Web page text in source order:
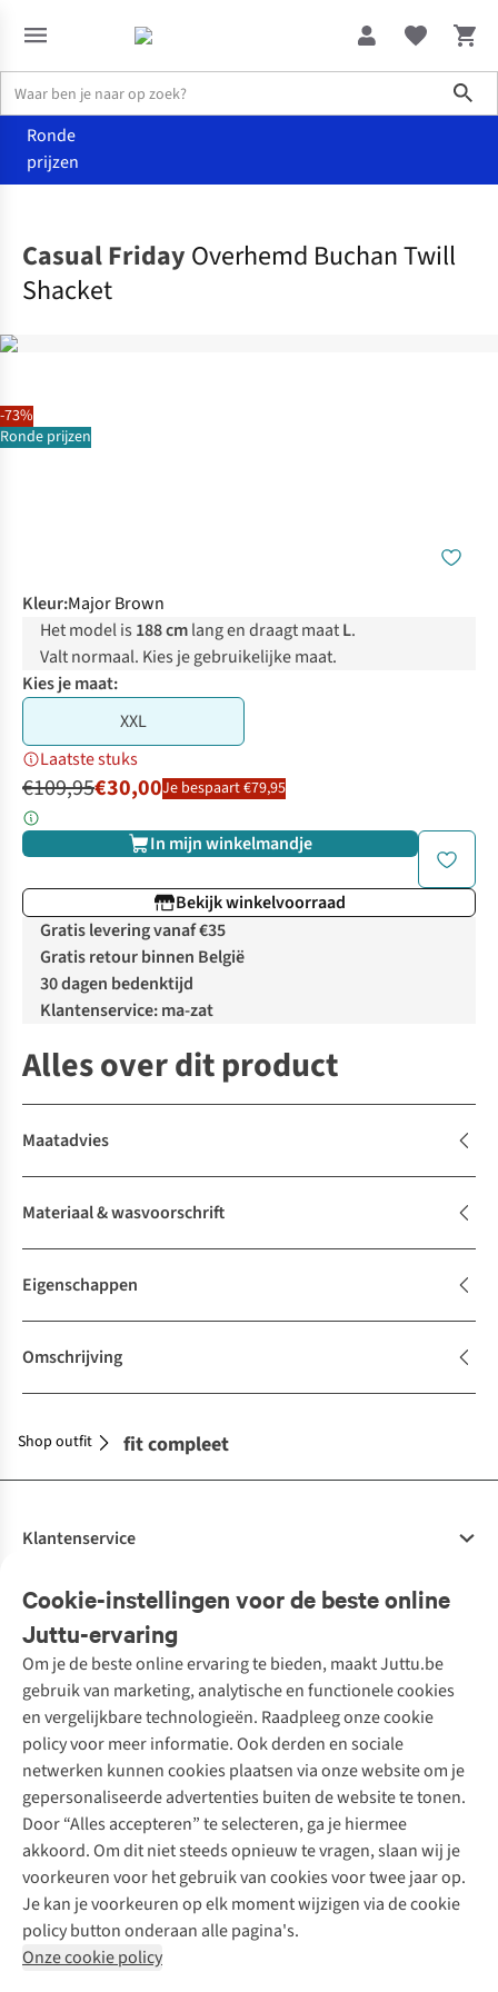
Ronde
prijzen
-73%
Ronde prijzen
Casual Friday Overhemd Buchan Twill
Shacket
Kleur:Major Brown
Het model is 188 cmlang en draagt maatL.
Valt normaal. Kies je gebruikelijke maat.
Kies je maat:
XXL
Laatste stuks
€109,95€30,00Je bespaart €79,95
In mijn winkelmandje
Bekijk winkelvoorraad
Gratis levering vanaf €35
Gratis retour binnen België
30 dagen bedenktijd
Klantenservice: ma-zat
Alles over dit product
Maatadvies
Materiaal & wasvoorschrift
Eigenschappen
Omschrijving
Maak je outfit compleet
Shop outfit
Cookie-instellingen voor de beste online
Juttu-ervaring
Om je de beste online ervaring te bieden, maakt Juttu.be
gebruik van marketing, analytische en functionele cookies
en vergelijkbare technologieën. Raadpleeg onze cookie
policy voor meer informatie. Ook derden en sociale
netwerken kunnen cookies plaatsen via onze website om je
gepersonaliseerde advertenties buiten de website te tonen.
Door “Alles accepteren” te selecteren, ga je hiermee
akkoord. Om dit niet steeds opnieuw te vragen, slaan wij je
voorkeuren voor het gebruik van cookies voor twee jaar op.
Je kan je voorkeuren op elk moment wijzigen via de cookie
policy button onderaan alle pagina's.
Onze cookie policy
Klantenservice
Bestellen
Betalen
10% studentenkorting
Klarna - achteraf betalen
Levering
Retourneren
Bestelling herroepen
Garantie
Contact
Onze diensten
Tweedehands - ReJUsed
Kledingatelier
Personal shopping
Textielbox
Events / workshops
Juttu
Over ons
Juttu Friends
Inspiratie
Werken bij Juttu
Onze winkels
De wereld van Juttu
Verantwoord ondernemen
Toegankelijkheidsverklaring
Merken
Nathalie Vleeschouwer
Selected dames
HKLiving
Dickies
Sessùn
Strom
O My Bag
Revolution
Meld je aan voor de nieuwsbrief
Follow us